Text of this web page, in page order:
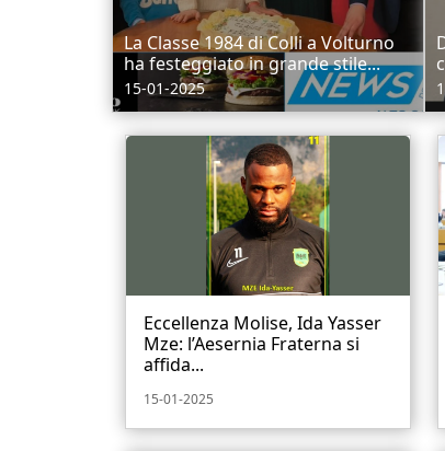
La Classe 1984 di Colli a Volturno
ha festeggiato in grande stile...
15-01-2025
Eccellenza Molise, Ida Yasser
Mze: l’Aesernia Fraterna si
affida...
15-01-2025